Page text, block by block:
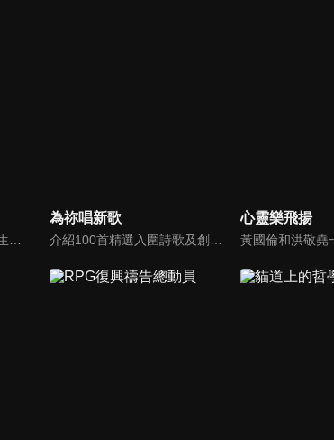
為祢唱新歌 心靈樂飛揚